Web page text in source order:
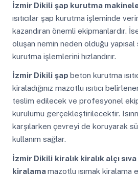
İzmir Dikili şap kurutma
ısıtıcılar şap kurutma işleminde
kazandıran önemli ekipmanlardır.
oluşan nemin neden olduğu yapısal
kurutma işlemlerini hızlandırır.
İzmir Dikili şap beton kurutma
kiraladığınız mazotlu ısıtıcı
teslim edilecek ve profesyonel
kurulumu gerçekleştirilecektir.
karşılarken çevreyi de koruyarak
kullanım sağlar.
İzmir Dikili kiralık kiralık alçı
kiralamamazotlu ısımak kiralama